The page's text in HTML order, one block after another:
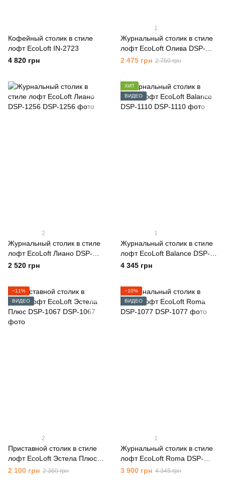
Кофейный столик в стиле
лофт EcoLoft IN-2723
4 820 грн
1
Журнальный столик в стиле
лофт EcoLoft Олива DSP-
1259
2 475 грн 2 750 грн
2
Журнальный столик в стиле
лофт EcoLoft Лиано DSP-
1256
2 520 грн
ХИТ
ВИДЕО
1
Журнальный столик в стиле
лофт EcoLoft Balance DSP-
1110
4 345 грн
−11%
ВИДЕО
2
Приставной столик в стиле
лофт EcoLoft Эстела Плюс
DSP-1067
2 100 грн 2 360 грн
−10%
ВИДЕО
1
Журнальный столик в стиле
лофт EcoLoft Roma DSP-
1077
3 900 грн 4 345 грн